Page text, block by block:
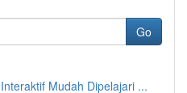
Go
Mudah Dipelajari ...